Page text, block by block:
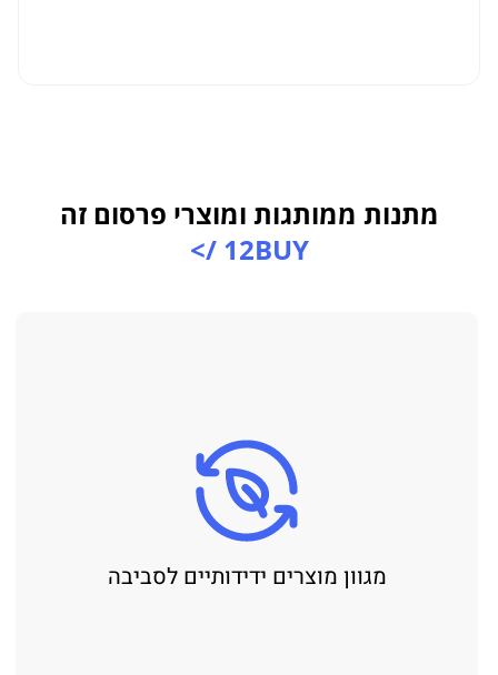
מתנות ממותגות ומוצרי פרסום זה
12BUY />
מגוון מוצרים ידידותיים לסביבה